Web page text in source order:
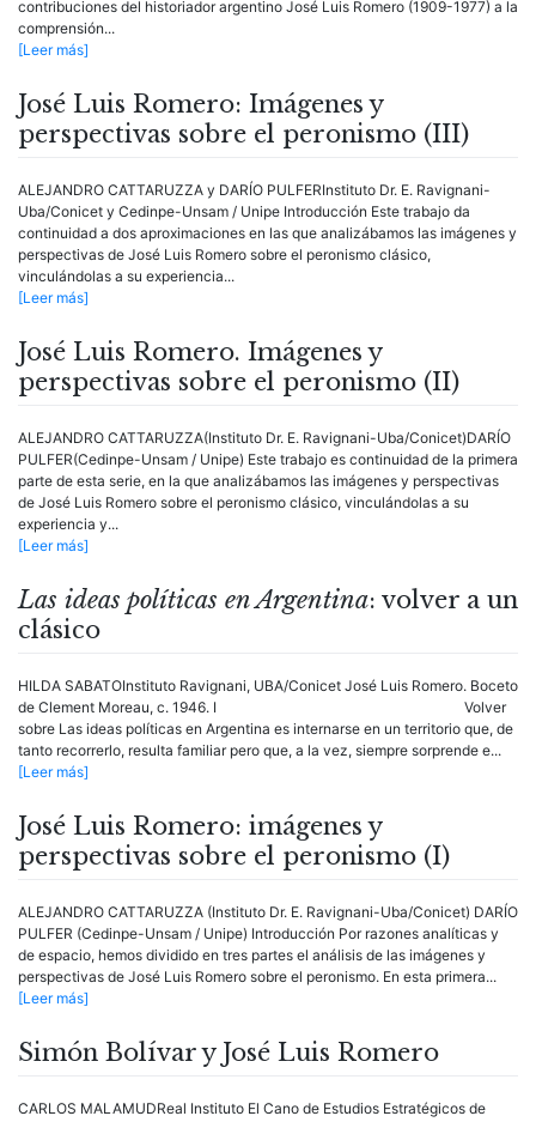
contribuciones del historiador argentino José Luis Romero (1909-1977) a la
comprensión...
[Leer más]
José Luis Romero: Imágenes y
perspectivas sobre el peronismo (III)
ALEJANDRO CATTARUZZA y DARÍO PULFERInstituto Dr. E. Ravignani-
Uba/Conicet y Cedinpe-Unsam / Unipe Introducción Este trabajo da
continuidad a dos aproximaciones en las que analizábamos las imágenes y
perspectivas de José Luis Romero sobre el peronismo clásico,
vinculándolas a su experiencia...
[Leer más]
José Luis Romero. Imágenes y
perspectivas sobre el peronismo (II)
ALEJANDRO CATTARUZZA(Instituto Dr. E. Ravignani-Uba/Conicet)DARÍO
PULFER(Cedinpe-Unsam / Unipe) Este trabajo es continuidad de la primera
parte de esta serie, en la que analizábamos las imágenes y perspectivas
de José Luis Romero sobre el peronismo clásico, vinculándolas a su
experiencia y...
[Leer más]
Las ideas políticas en Argentina: volver a un
clásico
HILDA SABATOInstituto Ravignani, UBA/Conicet José Luis Romero. Boceto
de Clement Moreau, c. 1946. I Volver
sobre Las ideas políticas en Argentina es internarse en un territorio que, de
tanto recorrerlo, resulta familiar pero que, a la vez, siempre sorprende e...
[Leer más]
José Luis Romero: imágenes y
perspectivas sobre el peronismo (I)
ALEJANDRO CATTARUZZA (Instituto Dr. E. Ravignani-Uba/Conicet) DARÍO
PULFER (Cedinpe-Unsam / Unipe) Introducción Por razones analíticas y
de espacio, hemos dividido en tres partes el análisis de las imágenes y
perspectivas de José Luis Romero sobre el peronismo. En esta primera...
[Leer más]
Simón Bolívar y José Luis Romero
CARLOS MALAMUDReal Instituto El Cano de Estudios Estratégicos de